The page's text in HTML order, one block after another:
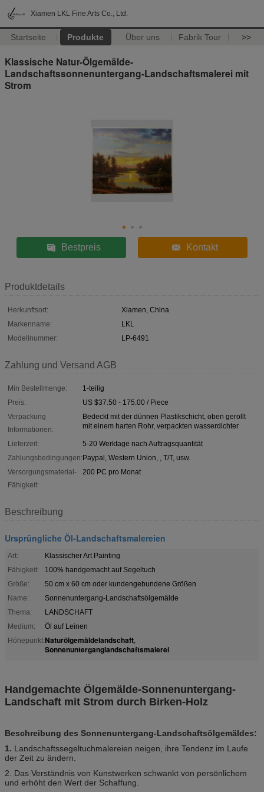
Xiamen LKL Fine Arts Co., Ltd.
Startseite Produkte Über uns Fabrik Tour >>
Klassische Natur-Ölgemälde-
Landschaftssonnenuntergang-Landschaftsmalerei mit
Strom
Bestpreis Kontakt
Produktdetails
Herkunftsort:
Xiamen, China
Markenname:
LKL
Modellnummer:
LP-6491
Zahlung und Versand AGB
Min Bestellmenge:
1-teilig
Preis:
US $37.50 - 175.00 / Piece
Verpackung
Informationen:
Bedeckt mit der dünnen Plastikschicht, oben gerollt
mit einem harten Rohr, verpackten wasserdichter
Lieferzeit:
5-20 Werktage nach Auftragsquantität
Zahlungsbedingungen:Paypal, Western Union, , T/T, usw.
Versorgungsmaterial-
Fähigkeit:
200 PC pro Monat
Beschreibung
Ursprüngliche Öl-Landschaftsmalereien
Art:
Klassischer Art Painting
Fähigkeit:
100% handgemacht auf Segeltuch
Größe:
50 cm x 60 cm oder kundengebundene Größen
Name:
Sonnenuntergang-Landschaftsölgemälde
Thema:
LANDSCHAFT
Medium:
Öl auf Leinen
Höhepunkt:Naturölgemäldelandschaft,
Sonnenunterganglandschaftsmalerei
Handgemachte Ölgemälde-Sonnenuntergang-
Landschaft mit Strom durch Birken-Holz
Beschreibung des Sonnenuntergang-Landschaftsölgemäldes:
1. Landschaftssegeltuchmalereien neigen, ihre Tendenz im Laufe
der Zeit zu ändern.
2. Das Verständnis von Kunstwerken schwankt von persönlichem
und erhöht den Wert der Schaffung.